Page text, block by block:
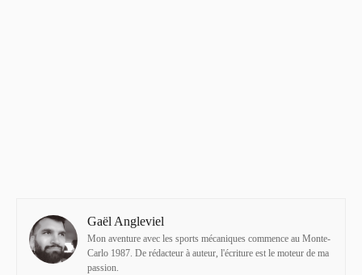
Gaël Angleviel
Mon aventure avec les sports mécaniques commence au Monte-
Carlo 1987. De rédacteur à auteur, l'écriture est le moteur de ma
passion.